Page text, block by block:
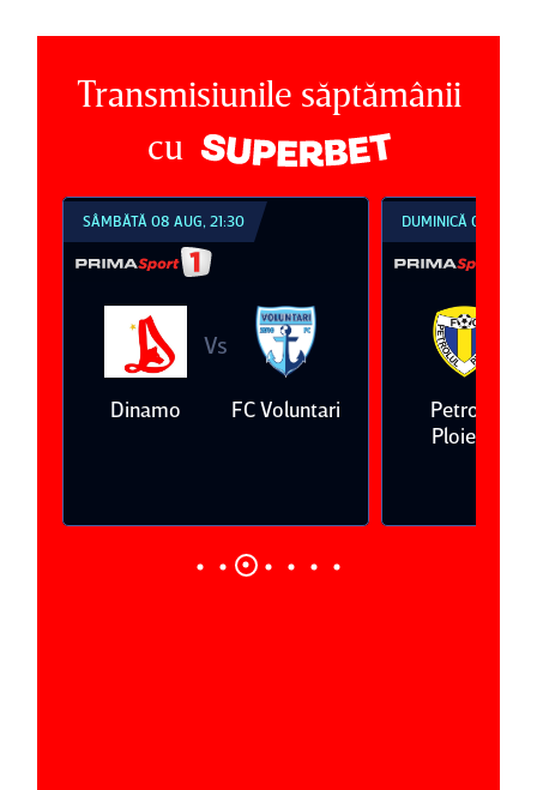
Transmisiunile săptămânii
cu
SÂMBĂTĂ 08 AUG, 21:30
Dinamo
Vs
FC Voluntari
DUMINICĂ 09 AUG,
Petrolul
Ploieşti